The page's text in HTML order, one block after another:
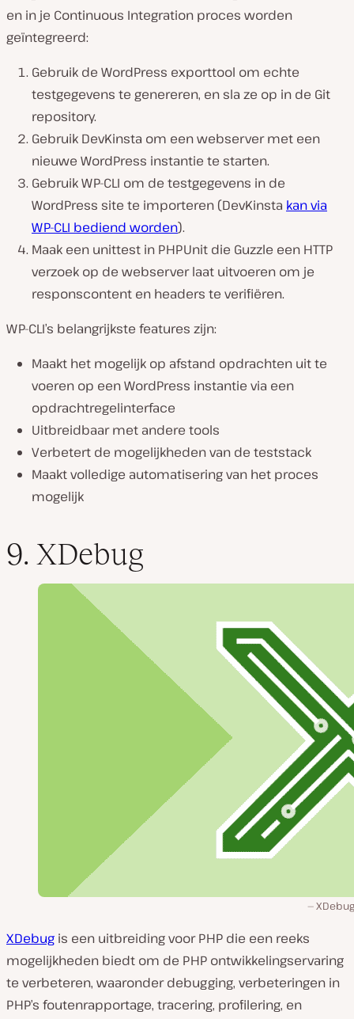
en in je Continuous Integration proces worden
geïntegreerd:
Gebruik de WordPress exporttool om echte
testgegevens te genereren, en sla ze op in de Git
repository.
Gebruik DevKinsta om een webserver met een
nieuwe WordPress instantie te starten.
Gebruik WP-CLI om de testgegevens in de
WordPress site te importeren (DevKinsta kan via
WP-CLI bediend worden).
Maak een unittest in PHPUnit die Guzzle een HTTP
verzoek op de webserver laat uitvoeren om je
responscontent en headers te verifiëren.
WP-CLI’s belangrijkste features zijn:
Maakt het mogelijk op afstand opdrachten uit te
voeren op een WordPress instantie via een
opdrachtregelinterface
Uitbreidbaar met andere tools
Verbetert de mogelijkheden van de teststack
Maakt volledige automatisering van het proces
mogelijk
9. XDebug
XDebug is een uitbreiding voor PHP die een reeks
mogelijkheden biedt om de PHP ontwikkelingservaring
te verbeteren, waaronder debugging, verbeteringen in
PHP’s foutenrapportage, tracering, profilering, en